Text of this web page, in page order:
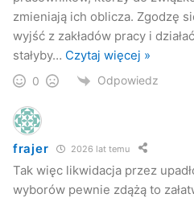
zmieniają ich oblicza. Zgodzę
wyjść z zakładów pracy i
stałyby… Czytaj więcej »
0 Odpowiedz
frajer 2026 lat temu
Tak więc likwidacja przez
wyborów pewnie zdążą to